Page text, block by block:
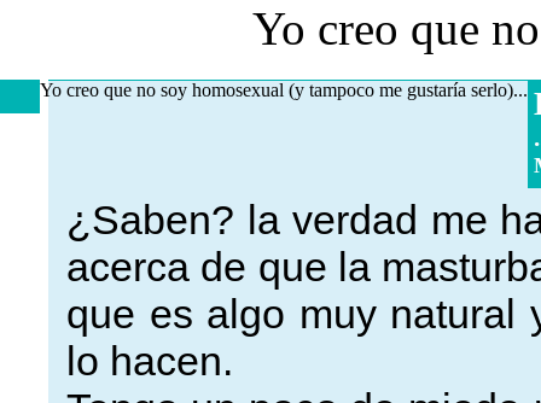
Yo creo que
Yo creo que no soy homosexual (y tampoco me gustaría serlo)...
¿Saben? la verdad me
acerca de que la
que es algo muy natural
lo hacen.